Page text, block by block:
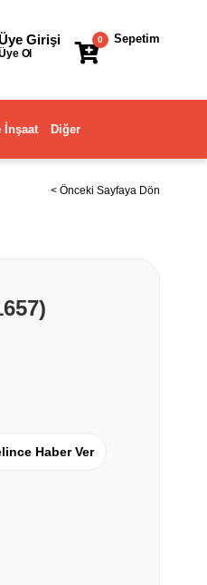
Sepetim
0
Girişi
Ol
İnşaat Diğer
< Önceki Sayfaya Dön
Haber Ver